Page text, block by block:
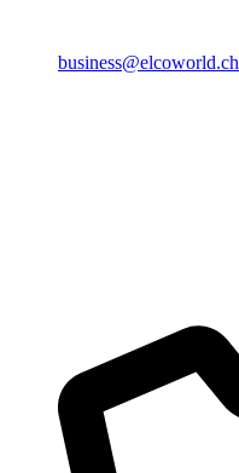
business@elcoworld.ch